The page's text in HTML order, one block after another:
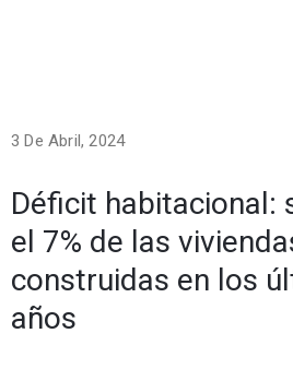
3 De Abril, 2024
Déficit habitacional:
el 7% de las
construidas en los
años